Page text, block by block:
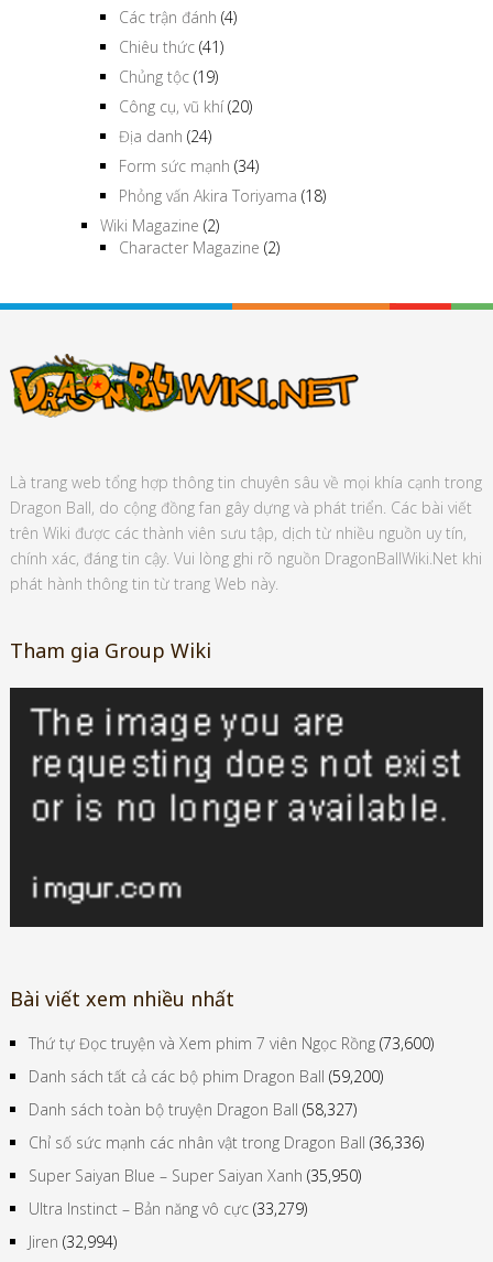
Các trận đánh (4)
Chiêu thức (41)
Chủng tộc (19)
Công cụ, vũ khí(20)
Địa danh (24)
Form sức mạnh (34)
Phỏng vấn Akira Toriyama (18)
Wiki Magazine (2)
Character Magazine (2)
Là trang web tổng hợp thông tin chuyên sâu về mọi khía cạnh trong
Dragon Ball, do cộng đồng fan gây dựng và phát triển. Các bài viết
trên Wiki được các thành viên sưu tập, dịch từ nhiều nguồn uy tín,
chính xác, đáng tin cậy. Vui lòng ghi rõ nguồn DragonBallWiki.Net khi
phát hành thông tin từ trang Web này.
Tham gia Group Wiki
Bài viết xem nhiều nhất
Thứ tự Đọc truyện và Xem phim 7 viên Ngọc Rồng (73,600)
Danh sách tất cả các bộ phim Dragon Ball (59,200)
Danh sách toàn bộ truyện Dragon Ball (58,327)
Chỉ số sức mạnh các nhân vật trong Dragon Ball (36,336)
Super Saiyan Blue – Super Saiyan Xanh (35,950)
Ultra Instinct – Bản năng vô cực (33,279)
Jiren (32,994)